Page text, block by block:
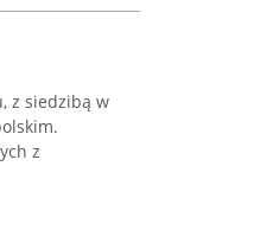
z siedzibą w
z